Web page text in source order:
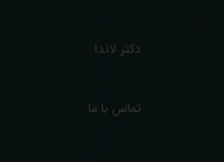
دکتر لاندا
تماس با ما